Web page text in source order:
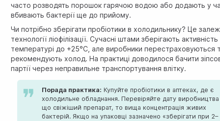
часто розводять порошок гарячою водою або додають у
вбивають бактерії ще до прийому.
Чи потрібно зберігати пробіотики в холодильнику? Це
технології ліофілізації. Сучасні штами зберігають
температурі до +25°C, але виробники перестраховуються
рекомендують холод. На практиці доводилося бачити
партії через неправильне транспортування влітку.
Порада практика: Купуйте пробіотики в аптеках, де є
холодильне обладнання. Перевіряйте дату
що свіжіший препарат, то вища концентрація живих
бактерій. Якщо на упаковці зазначено «зберігати при 2–